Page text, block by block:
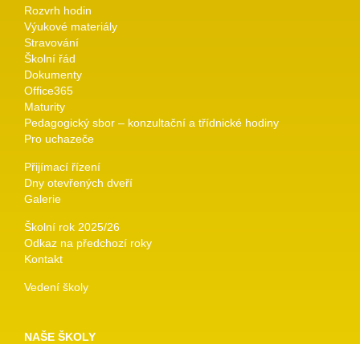
Rozvrh hodin
Výukové materiály
Stravování
Školní řád
Dokumenty
Office365
Maturity
Pedagogický sbor – konzultační a třídnické hodiny
Pro uchazeče
Přijímací řízení
Dny otevřených dveří
Galerie
Školní rok 2025/26
Odkaz na předchozí roky
Kontakt
Vedení školy
NAŠE ŠKOLY